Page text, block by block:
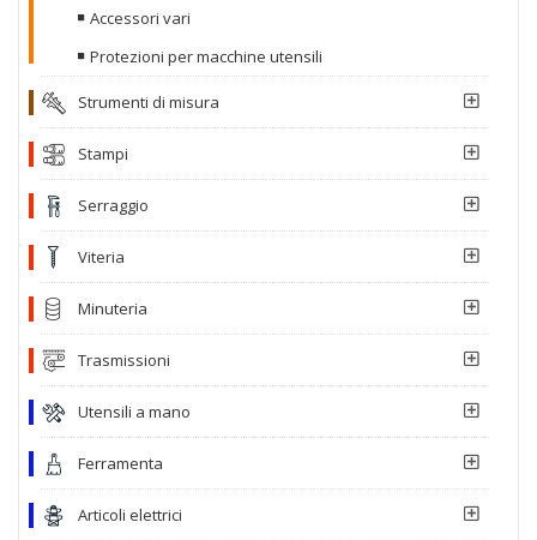
Accessori vari
Protezioni per macchine utensili
Strumenti di misura
Stampi
Serraggio
Viteria
Minuteria
Trasmissioni
Utensili a mano
Ferramenta
Articoli elettrici